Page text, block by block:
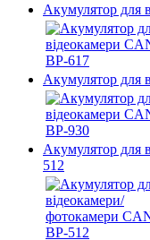
Акумулятор для
Акумулятор для
Акумулятор для
512